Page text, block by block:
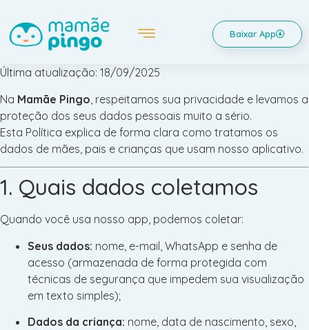
Baixar App
Última atualização: 18/09/2025
Na Mamãe Pingo , respeitamos sua privacidade e levamos a
proteção dos seus dados pessoais muito a sério.
Esta Política explica de forma clara como tratamos os
dados de mães, pais e crianças que usam nosso aplicativo.
1. Quais dados coletamos
Quando você usa nosso app, podemos coletar:
Seus dados: nome, e-mail, WhatsApp e senha de
acesso (armazenada de forma protegida com
técnicas de segurança que impedem sua visualização
em texto simples);
Dados da criança: nome, data de nascimento, sexo,